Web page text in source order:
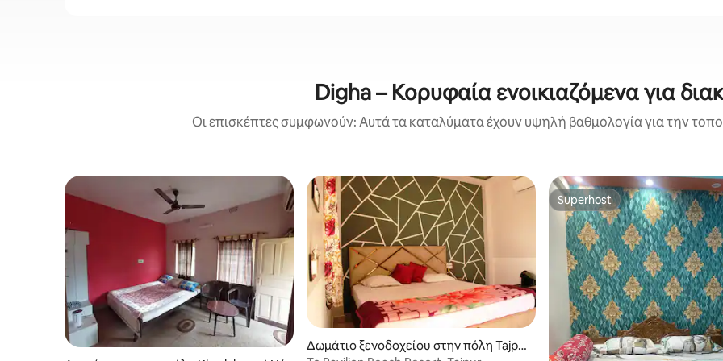
Digha – Κορυφαία ενοικιαζόμενα για
Οι επισκέπτες συμφωνούν: Αυτά τα καταλύματα έχουν υψηλή βαθμολογία για την
Δωμάτιο ξενοδοχείου στην πόλη Tajpu
Superhost
Superhost